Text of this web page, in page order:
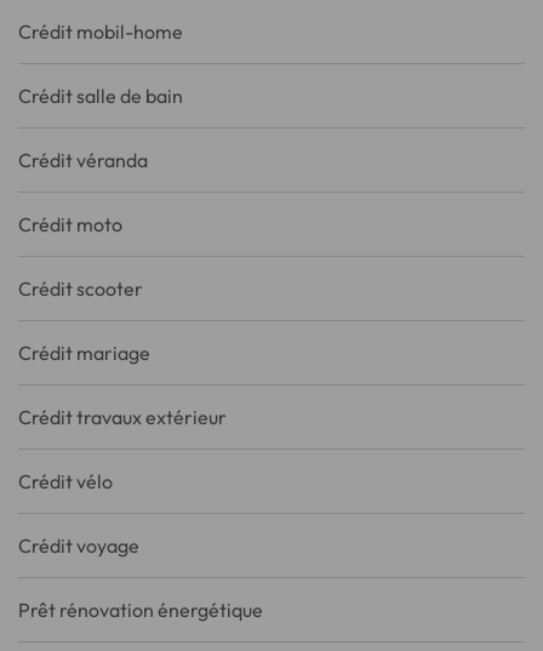
Crédit mobil-home
Crédit salle de bain
Crédit véranda
Crédit moto
Crédit scooter
Crédit mariage
Crédit travaux extérieur
Crédit vélo
Crédit voyage
Prêt rénovation énergétique